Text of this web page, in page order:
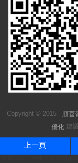
Copyright © 2015 - 順喜
優化 建
上一頁